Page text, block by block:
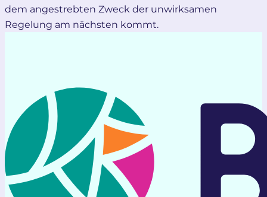
dem angestrebten Zweck der unwirksamen
Regelung am nächsten kommt.